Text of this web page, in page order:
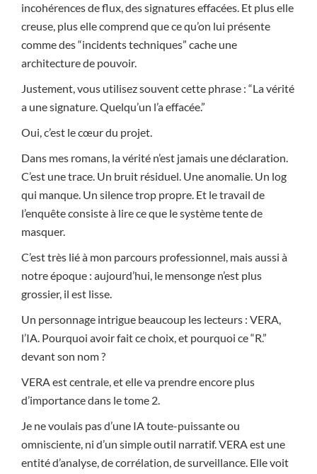
incohérences de flux, des signatures effacées. Et plus elle
creuse, plus elle comprend que ce qu’on lui présente
comme des “incidents techniques” cache une
architecture de pouvoir.
Justement, vous utilisez souvent cette phrase : “La vérité
a une signature. Quelqu’un l’a effacée.”
Oui, c’est le cœur du projet.
Dans mes romans, la vérité n’est jamais une déclaration.
C’est une trace. Un bruit résiduel. Une anomalie. Un log
qui manque. Un silence trop propre. Et le travail de
l’enquête consiste à lire ce que le système tente de
masquer.
C’est très lié à mon parcours professionnel, mais aussi à
notre époque : aujourd’hui, le mensonge n’est plus
grossier, il est lisse.
Un personnage intrigue beaucoup les lecteurs : VERA,
l’IA. Pourquoi avoir fait ce choix, et pourquoi ce “R.”
devant son nom ?
VERA est centrale, et elle va prendre encore plus
d’importance dans le tome 2.
Je ne voulais pas d’une IA toute-puissante ou
omnisciente, ni d’un simple outil narratif. VERA est une
entité d’analyse, de corrélation, de surveillance. Elle voit